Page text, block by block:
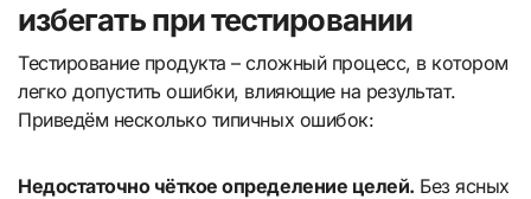
избегать при тестировании
Тестирование продукта – сложный процесс, в котором
легко допустить ошибки, влияющие на результат.
Приведём несколько типичных ошибок:
Недостаточно чёткое определение целей. Без ясных